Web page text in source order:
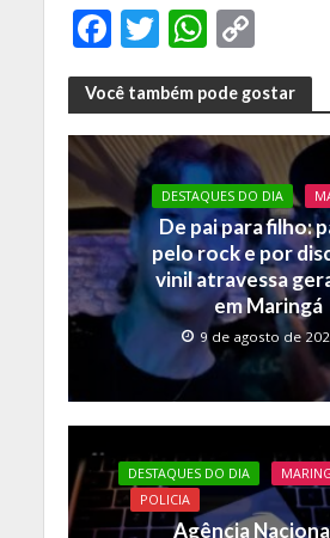
F
ac
e
b
o
o
k
T
w
itt
er
W
h
at
s
A
p
p
C
o
p
y
Li
n
k
Você também pode gostar
DESTAQUES DO DIA
De pai para filho:
pelo rock e por
vinil atravessa
em Maringá
9 de agosto de
DESTAQUES DO DIA
POLICIA
Agência